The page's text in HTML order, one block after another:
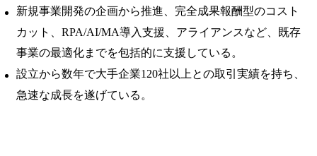
新規事業開発の企画から推進、完全成果報酬型のコスト
カット、RPA/AI/MA導入支援、アライアンスなど、既存
事業の最適化までを包括的に支援している。 ​
設立から数年で大手企業120社以上との取引実績を持ち、
急速な成長を遂げている。